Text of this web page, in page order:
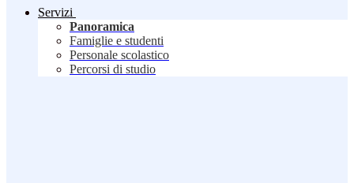
Servizi
Panoramica
Famiglie e studenti
Personale scolastico
Percorsi di studio